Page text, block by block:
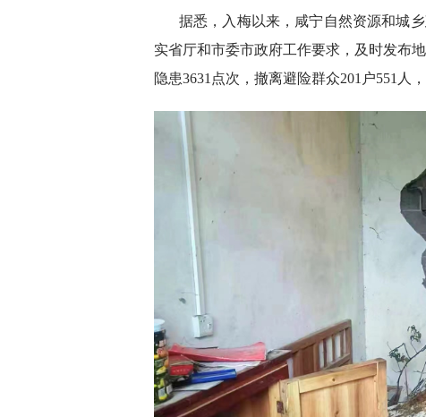
据悉，入梅以来，咸宁自然资源和城
实省厅和市委市政府工作要求，及时发布
隐患3631点次，撤离避险群众201户551人